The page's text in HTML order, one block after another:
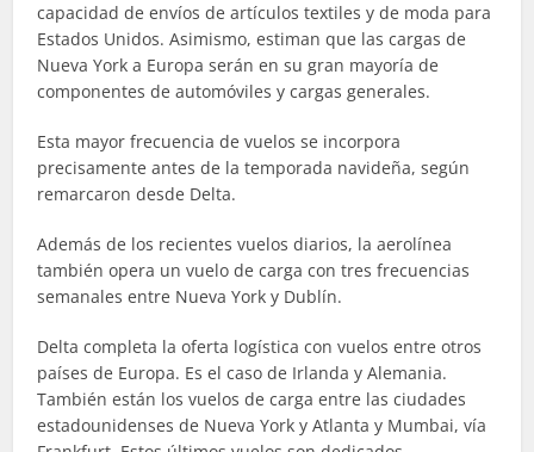
capacidad de envíos de artículos textiles y de moda para
Estados Unidos. Asimismo, estiman que las cargas de
Nueva York a Europa serán en su gran mayoría de
componentes de automóviles y cargas generales.
Esta mayor frecuencia de vuelos se incorpora
precisamente antes de la temporada navideña, según
remarcaron desde Delta.
Además de los recientes vuelos diarios, la aerolínea
también opera un vuelo de carga con tres frecuencias
semanales entre Nueva York y Dublín.
Delta completa la oferta logística con vuelos entre otros
países de Europa. Es el caso de Irlanda y Alemania.
También están los vuelos de carga entre las ciudades
estadounidenses de Nueva York y Atlanta y Mumbai, vía